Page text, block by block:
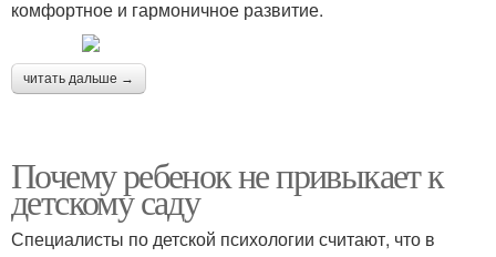
комфортное и гармоничное развитие.
читать дальше →
Почему ребенок не привыкает к
детскому саду
Специалисты по детской психологии считают, что в